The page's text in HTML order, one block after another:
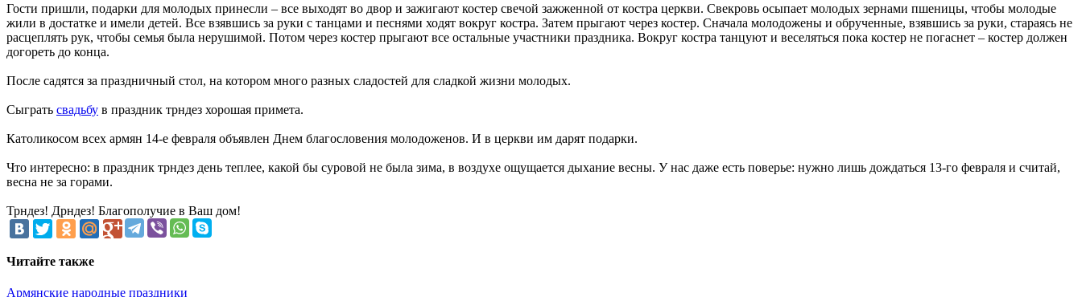
Гости пришли, подарки для молодых принесли – все выходят во двор и зажигают костер свечой зажженной от костра церкви. Свекровь осыпает молодых зернами пшеницы, чтобы молодые
жили в достатке и имели детей. Все взявшись за руки с танцами и песнями ходят вокруг костра. Затем прыгают через костер. Сначала молодожены и обрученные, взявшись за руки, стараясь не
расцеплять рук, чтобы семья была нерушимой. Потом через костер прыгают все остальные участники праздника. Вокруг костра танцуют и веселяться пока костер не погаснет – костер должен
догореть до конца.
После садятся за праздничный стол, на котором много разных сладостей для сладкой жизни молодых.
Сыграть свадьбу в праздник трндез хорошая примета.
Католикосом всех армян 14-е февраля объявлен Днем благословения молодоженов. И в церкви им дарят подарки.
Что интересно: в праздник трндез день теплее, какой бы суровой не была зима, в воздухе ощущается дыхание весны. У нас даже есть поверье: нужно лишь дождаться 13-го февраля и считай,
весна не за горами.
Трндез! Дрндез! Благополучие в Ваш дом!
Читайте также
Армянские народные праздники